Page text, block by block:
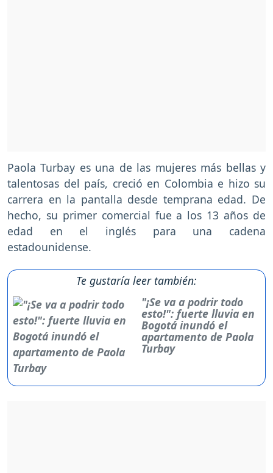
Paola Turbay es una de las mujeres más bellas y
talentosas del país, creció en Colombia e hizo su
carrera en la pantalla desde temprana edad. De
hecho, su primer comercial fue a los 13 años de
edad en el inglés para una cadena
estadounidense.
Te gustaría leer también:
"¡Se va a podrir todo
esto!": fuerte lluvia en
Bogotá inundó el
apartamento de Paola
Turbay